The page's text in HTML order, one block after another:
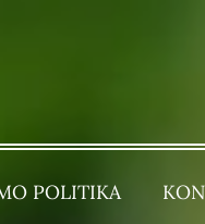
POLITIKA